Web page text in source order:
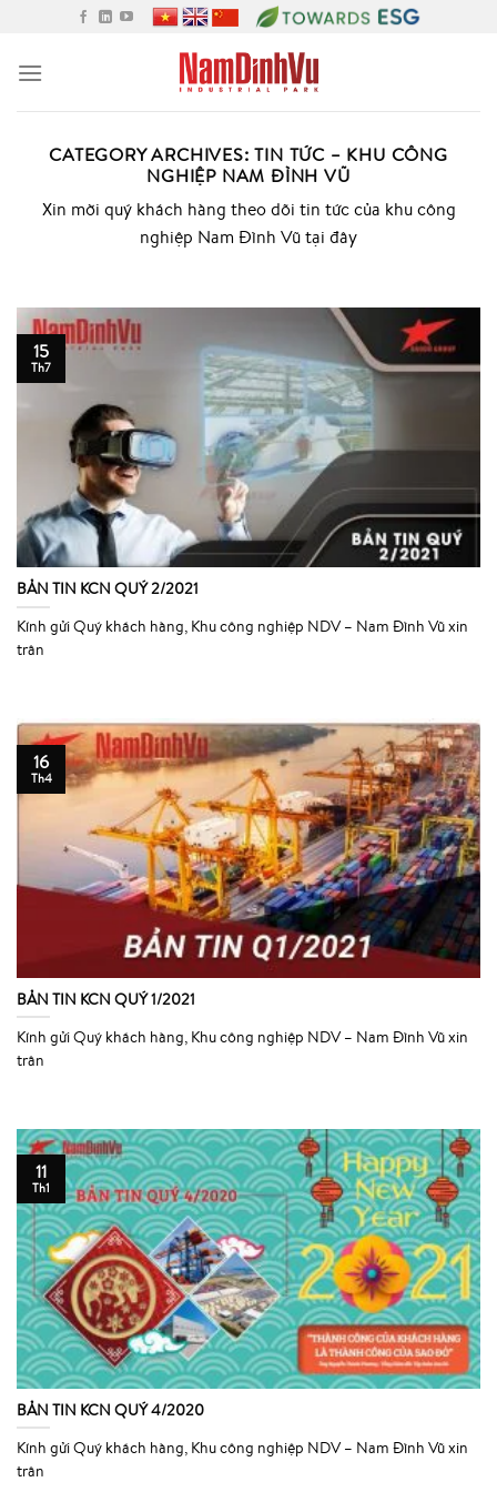
content
CATEGORY ARCHIVES:TIN TỨC – KHU CÔNG
NGHIỆP NAM ĐÌNH VŨ
Xin mời quý khách hàng theo dõi tin tức của khu công
nghiệp Nam Đình Vũ tại đây
BẢN TIN KCN QUÝ 2/2021
Kính gửi Quý khách hàng, Khu công nghiệp NDV – Nam Đình Vũ xin
trân
15
Th7
BẢN TIN KCN QUÝ 1/2021
Kính gửi Quý khách hàng, Khu công nghiệp NDV – Nam Đình Vũ xin
trân
16
Th4
BẢN TIN KCN QUÝ 4/2020
Kính gửi Quý khách hàng, Khu công nghiệp NDV – Nam Đình Vũ xin
trân
11
Th1